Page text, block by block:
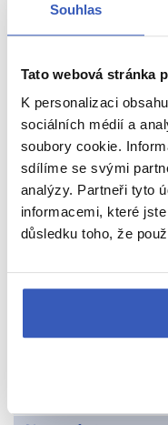
Souhlas
Tato webová stránka
K personalizaci
sociálních médií a
soubory cookie.
sdílíme se svými
analýzy. Partneři tyto
informacemi, které
důsledku toho, že
San Michele
Slavné benátské
Zvonice svatého
Verona
Brixen neboli
Emilia-Romagna
Furlansko-